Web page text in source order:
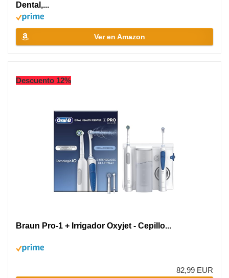
Dental,...
Ver en Amazon
Descuento 12%
Braun Pro-1 + Irrigador Oxyjet - Cepillo...
82,99 EUR